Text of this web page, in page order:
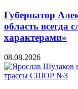
Губернатор
область всегда
характерами»
08.08.2026